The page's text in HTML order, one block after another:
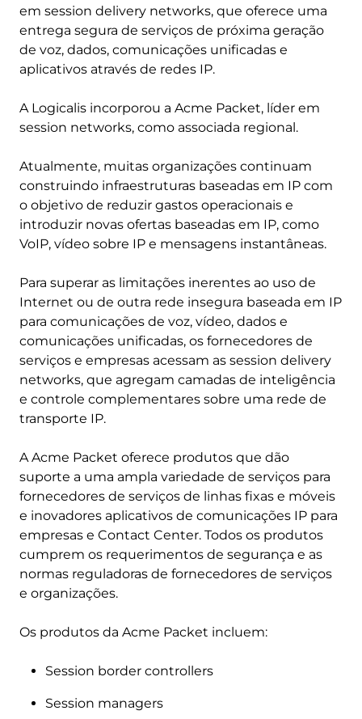
em session delivery networks, que oferece uma
entrega segura de serviços de próxima geração
de voz, dados, comunicações unificadas e
aplicativos através de redes IP.
A Logicalis incorporou a Acme Packet, líder em
session networks, como associada regional.
Atualmente, muitas organizações continuam
construindo infraestruturas baseadas em IP com
o objetivo de reduzir gastos operacionais e
introduzir novas ofertas baseadas em IP, como
VoIP, vídeo sobre IP e mensagens instantâneas.
Para superar as limitações inerentes ao uso de
Internet ou de outra rede insegura baseada em IP
para comunicações de voz, vídeo, dados e
comunicações unificadas, os fornecedores de
serviços e empresas acessam as session delivery
networks, que agregam camadas de inteligência
e controle complementares sobre uma rede de
transporte IP.
A Acme Packet oferece produtos que dão
suporte a uma ampla variedade de serviços para
fornecedores de serviços de linhas fixas e móveis
e inovadores aplicativos de comunicações IP para
empresas e Contact Center. Todos os produtos
cumprem os requerimentos de segurança e as
normas reguladoras de fornecedores de serviços
e organizações.
Os produtos da Acme Packet incluem:
Session border controllers
Session managers